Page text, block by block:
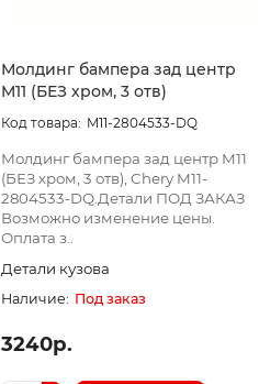
Молдинг бампера зад центр
M11 (БЕЗ хром, 3 отв)
M11-2804533-DQ
Молдинг бампера зад центр M11
(БЕЗ хром, 3 отв), Chery M11-
2804533-DQ.Детали ПОД ЗАКАЗ
Возможно изменение цены.
Оплата з..
Детали кузова
Под заказ
3240р.